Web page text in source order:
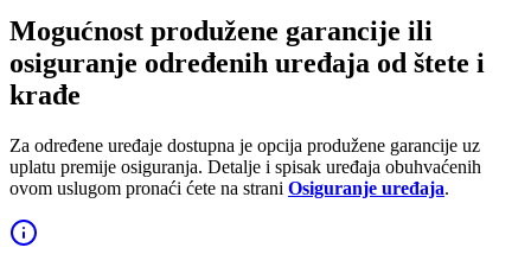
Mogućnost produžene garancije ili
osiguranje određenih uređaja od štete i
krađe
Za određene uređaje dostupna je opcija produžene garancije uz
uplatu premije osiguranja. Detalje i spisak uređaja obuhvaćenih
ovom uslugom pronaći ćete na strani Osiguranje uređaja.